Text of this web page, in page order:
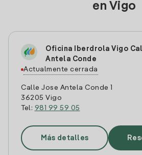
en Vigo
Oficina Iberdrola Vigo
Antela Conde
Actualmente cerrada
Calle Jose Antela Conde 1
36205 Vigo
Tel: 981 99 59 05
Más detalles